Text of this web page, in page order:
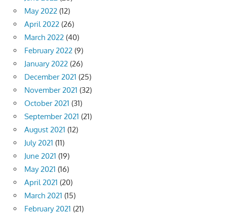
May 2022 (12)
April 2022 (26)
March 2022 (40)
February 2022 (9)
January 2022 (26)
December 2021 (25)
November 2021 (32)
October 2021 (31)
September 2021 (21)
August 2021 (12)
July 2021 (11)
June 2021 (19)
May 2021 (16)
April 2021 (20)
March 2021 (15)
February 2021 (21)